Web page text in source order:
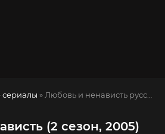
сериалы » Любовь и ненависть русская озвучка смотреть полностью онлайн!
(2 сезон, 2005)